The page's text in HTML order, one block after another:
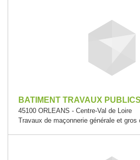
BATIMENT TRAVAUX
45100 ORLEANS - Centre-Val de Loire
Travaux de maçonnerie générale et